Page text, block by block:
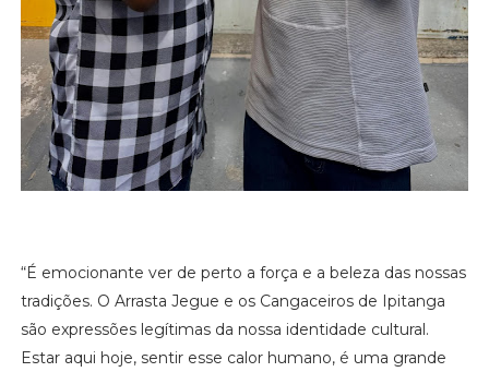
“É emocionante ver de perto a força e a beleza das nossas
tradições. O Arrasta Jegue e os Cangaceiros de Ipitanga
são expressões legítimas da nossa identidade cultural.
Estar aqui hoje, sentir esse calor humano, é uma grande